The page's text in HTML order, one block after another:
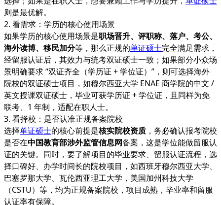
则是最优解。
2. 看需求：学历的核心使用场景
如果学历的核心使用场景是职场晋升、评职称、落户、考公、
海外读博、移民加分等，那么正规的单证硕士完全满足需求，
经留服认证后，其效力与统考双证硕士一致；如果部分小众场
景明确要求 “双证齐全（学历证 + 学位证）”，则可选择海外
院校的双证硕士项目，如穆尔西亚大学 ENAE 商学院的中文 /
英文授课双证硕士，毕业可获学历证 + 学位证，且同样为免
联考、1 年制，适配在职人士。
3. 看择校：是否认准正规备案院校
选择单证硕士的核心前提是核实院校资质 ，务必确认报考院校
是否在中国教育部涉外监管信息网备案，这是学位能做留服认
证的关键。同时，要了解项目的毕业要求、留服认证流程，选
择口碑好、办学时间长的院校项目，如西班牙穆尔西亚大学、
巴塞罗那大学、瓦伦西亚理工大学，美国加州科技大学
（CSTU）等，均为正规备案院校，项目成熟，毕业率和留服
认证率有保障。